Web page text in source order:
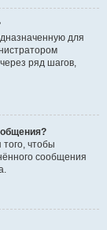
для
ряд шагов,
чтобы
сообщения